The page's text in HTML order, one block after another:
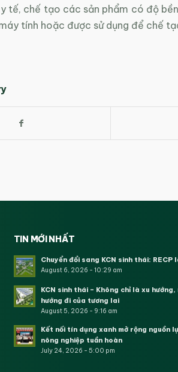
tế, chế tạo các sản phẩm có độ
tính hoặc được sử dụng để chế
TIN MỚI NHẤT
Chuyển đổi sang KCN sinh thái: RECP
August 6, 2026 - 10:29 am
KCN sinh thái – Không chỉ là xu hướng,
hướng đi của tương lai
August 5, 2026 - 9:16 am
Kết nối tín dụng xanh mở rộng nguồn
nông nghiệp tuần hoàn
July 24, 2026 - 5:00 pm